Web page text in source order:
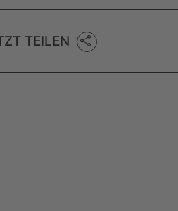
TEILEN